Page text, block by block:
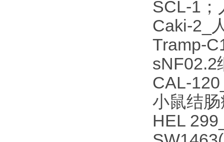
SCL-1；
Caki-2_
Tramp-
sNF02.2
CAL-
小鼠结
HEL